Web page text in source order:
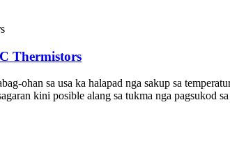
Thermistors
ohan sa usa ka halapad nga sakup sa
kini posible alang sa tukma nga pagsukod